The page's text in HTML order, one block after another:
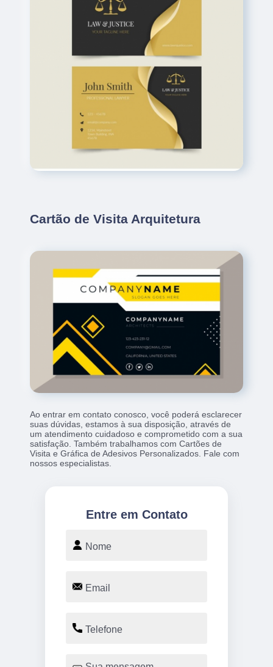
Cartão de Visita Arquitetura
Ao entrar em contato conosco, você poderá esclarecer
suas dúvidas, estamos à sua disposição, através de
um atendimento cuidadoso e comprometido com a sua
satisfação. Também trabalhamos com Cartões de
Visita e Gráfica de Adesivos Personalizados. Fale com
nossos especialistas.
Entre em Contato